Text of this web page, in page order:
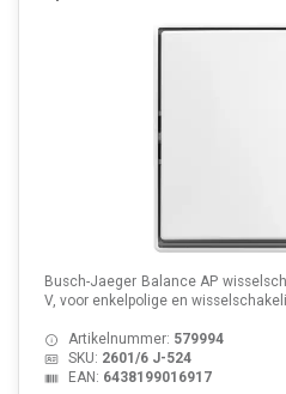
Busch-Jaeger Balance AP
V, voor enkelpolige en
Artikelnummer: 579994
SKU: 2601/6 J-524
EAN: 6438199016917